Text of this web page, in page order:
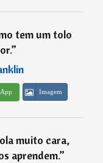
tem um tolo
”
Imagem
muito cara,
aprendem.”